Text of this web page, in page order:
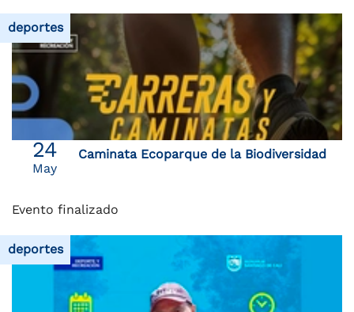
deportes
24
May
Caminata Ecoparque de la Biodiversidad
Evento finalizado
deportes